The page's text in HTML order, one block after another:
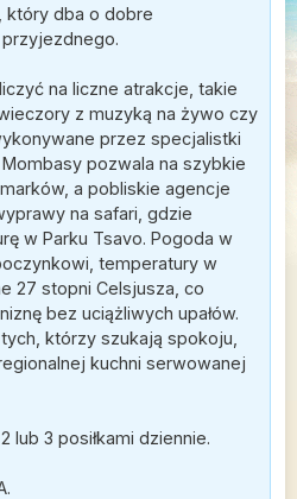
który dba o dobre
na liczne atrakcje, takie
z muzyką na żywo czy
przez specjalistki
pozwala na szybkie
a pobliskie agencje
na safari, gdzie
w Parku Tsavo. Pogoda w
temperatury w
27 stopni Celsjusza, co
bez uciążliwych upałów.
którzy szukają spokoju,
kuchni serwowanej
lub 3 posiłkami dziennie.